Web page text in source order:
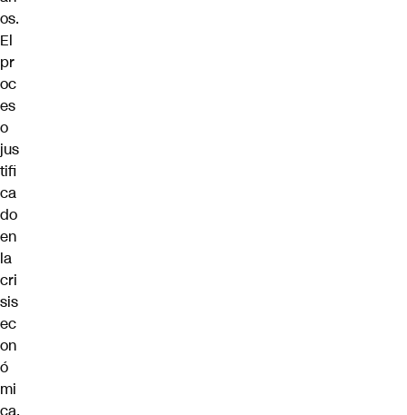
os.
El
pr
oc
es
o
jus
tifi
ca
do
en
la
cri
sis
ec
on
ó
mi
ca,